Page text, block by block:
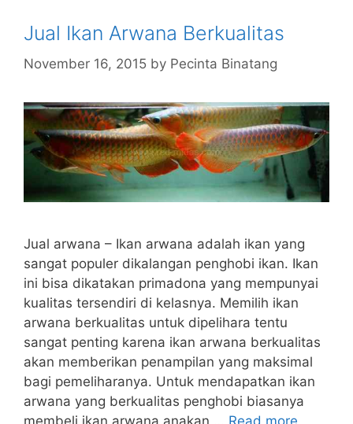
Jual Ikan Arwana Berkualitas
November 16, 2015 by Pecinta Binatang
Jual arwana – Ikan arwana adalah ikan yang
sangat populer dikalangan penghobi ikan. Ikan
ini bisa dikatakan primadona yang mempunyai
kualitas tersendiri di kelasnya. Memilih ikan
arwana berkualitas untuk dipelihara tentu
sangat penting karena ikan arwana berkualitas
akan memberikan penampilan yang maksimal
bagi pemeliharanya. Untuk mendapatkan ikan
arwana yang berkualitas penghobi biasanya
membeli ikan arwana anakan … Read more